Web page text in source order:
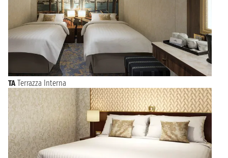
TA Terrazza Interna